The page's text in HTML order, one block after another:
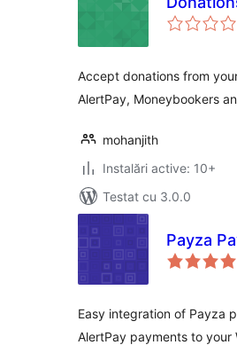
Accept donations from
AlertPay, Moneybookers
mohanjith
Instalări active: 10+
Testat cu 3.0.0
Payza
Easy integration of Payza
AlertPay payments to your